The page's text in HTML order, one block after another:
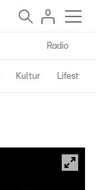
Radio
Kultur Lifestyle